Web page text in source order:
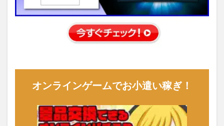
オンラインゲームでお小遣い稼ぎ！